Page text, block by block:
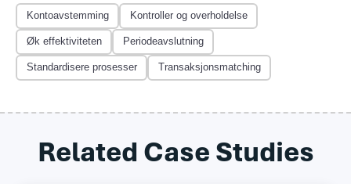
Kontoavstemming Kontroller og overholdelse
Øk effektiviteten Periodeavslutning
Standardisere prosesser Transaksjonsmatching
Related Case Studies